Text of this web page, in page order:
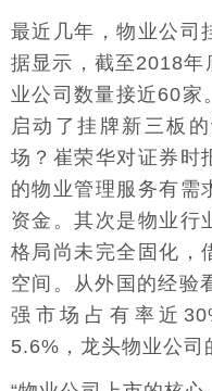
最近几年，物业公司
据显示，截至2018年
业公司数量接近60家
启动了挂牌新三板
场？崔荣华对证券时
的物业管理服务有需
资金。其次是物业行
格局尚未完全固化，
空间。从外国的经验
强市场占有率近
5.6%，龙头物业公司